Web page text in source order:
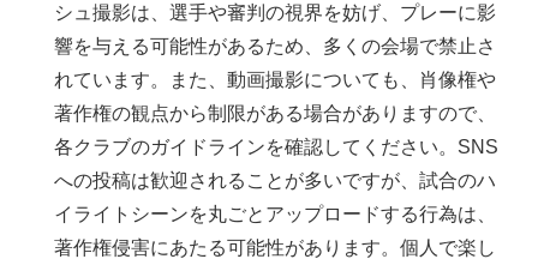
シュ撮影は、選手や審判の視界を妨げ、プレーに影
響を与える可能性があるため、多くの会場で禁止さ
れています。また、動画撮影についても、肖像権や
著作権の観点から制限がある場合がありますので、
各クラブのガイドラインを確認してください。SNS
への投稿は歓迎されることが多いですが、試合のハ
イライトシーンを丸ごとアップロードする行為は、
著作権侵害にあたる可能性があります。個人で楽し